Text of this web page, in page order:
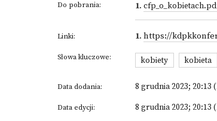
Do pobrania: 1.
Linki: 1. https://
Słowa kluczowe: kobiety kobieta
Data dodania: 8 grudnia 2023; 20:13
Data edycji: 8 grudnia 2023; 20:13